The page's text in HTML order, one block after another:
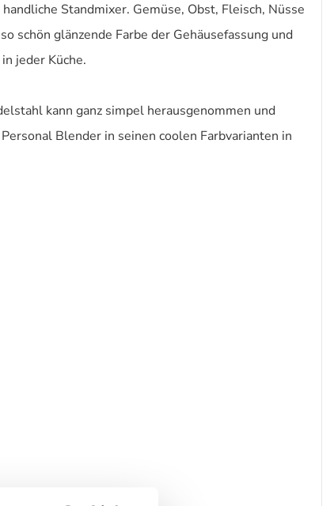
Standmixer. Gemüse, Obst, Fleisch, Nüsse
schön glänzende Farbe der Gehäusefassung und
jeder Küche.
kann ganz simpel herausgenommen und
Blender in seinen coolen Farbvarianten in